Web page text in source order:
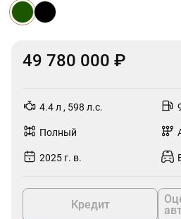
49 780 000 ₽
4.4 л , 598 л.с.
Полный
2025 г. в.
Кредит